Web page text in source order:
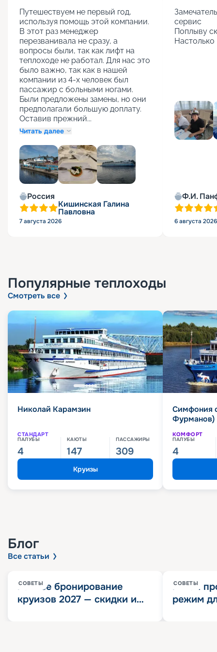
Путешествуем не первый год,
используя помощь этой компании.
В этот раз менеджер
перезванивала не сразу, а
вопросы были, так как лифт на
теплоходе не работал. Для нас это
было важно, так как в нашей
компании из 4-х человек был
пассажир с больными ногами.
Были предложены замены, но они
предполагали большую доплату.
Оставив прежний...
Читать далее
Россия
Кишинская Галина
Павловна
7 августа 2026
сервис
Поплыву
Ф.И.
6 августа 2026
Популярные теплоходы
Смотреть все
Николай Карамзин
СТАНДАРТ
ПАЛУБЫ
4
КАЮТЫ
147
ПАССАЖИРЫ
309
Круизы
Симфония
Фурманов)
КОМФОРТ
ПАЛУБЫ
4
Блог
Все статьи
СОВЕТЫ
Раннее бронирование
круизов 2027 — скидки и
СОВЕТЫ
Китай
режим